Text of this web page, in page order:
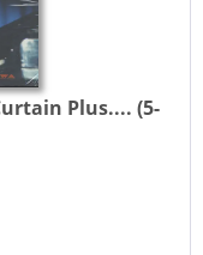
Plus.... (5-